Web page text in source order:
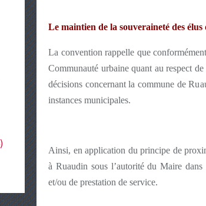
Le maintien de la souveraineté des
La convention rappelle que
Communauté urbaine quant au respect
décisions concernant la commune de
instances municipales.
Ainsi, en application du principe de
à Ruaudin sous l’autorité du Maire
et/ou de prestation de service.